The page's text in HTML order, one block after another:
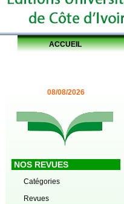
ACCUEIL
08/08/2026
NOS REVUES
Catégories
Revues